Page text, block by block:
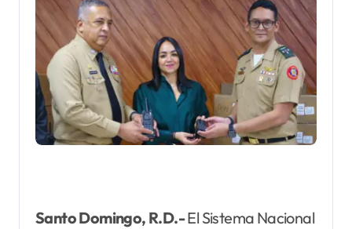
Santo Domingo, R.D.-El Sistema Nacional